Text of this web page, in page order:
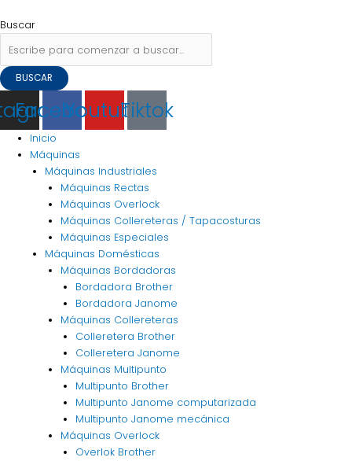
al
Buscar
BUSCAR
Facebook
YoutubeTiktok
Inicio
Máquinas
Máquinas Industriales
Máquinas Rectas
Máquinas Overlock
Máquinas Collereteras / Tapacosturas
Máquinas Especiales
Máquinas Domésticas
Máquinas Bordadoras
Bordadora Brother
Bordadora Janome
Máquinas Collereteras
Colleretera Brother
Colleretera Janome
Máquinas Multipunto
Multipunto Brother
Multipunto Janome computarizada
Multipunto Janome mecánica
Máquinas Overlock
Overlok Brother
Menu
de